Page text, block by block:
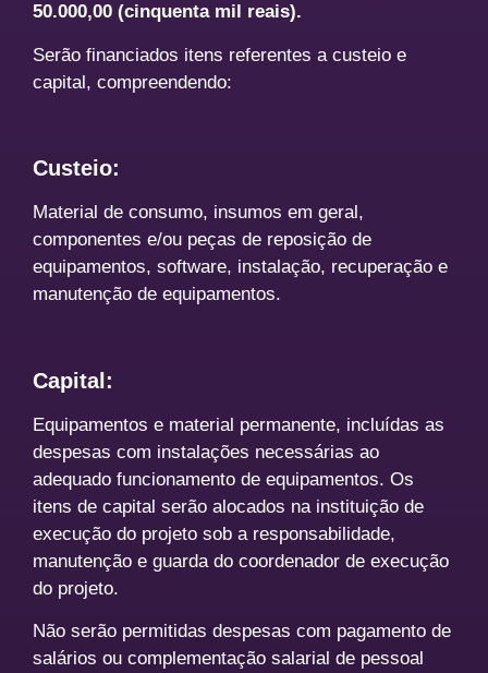
50.000,00 (cinquenta mil reais).
Serão financiados itens referentes a custeio e
capital, compreendendo:
Custeio:
Material de consumo, insumos em geral,
componentes e/ou peças de reposição de
equipamentos, software, instalação, recuperação e
manutenção de equipamentos.
Capital:
Equipamentos e material permanente, incluídas as
despesas com instalações necessárias ao
adequado funcionamento de equipamentos. Os
itens de capital serão alocados na instituição de
execução do projeto sob a responsabilidade,
manutenção e guarda do coordenador de execução
do projeto.
Não serão permitidas despesas com pagamento de
salários ou complementação salarial de pessoal